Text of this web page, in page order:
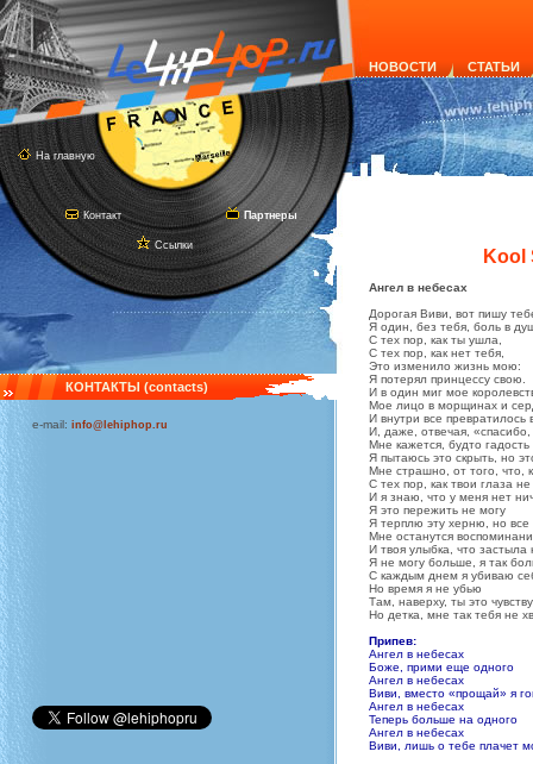
На главную
Контакт
Ссылки
Партнеры
НОВОСТИ СТАТЬИ
КОНТАКТЫ (contacts)
e-mail: info@lehiphop.ru
Kool
Ангел в небесах
Дорогая Виви, вот пишу
Я один, без тебя, боль в
С тех пор, как ты ушла,
С тех пор, как нет тебя,
Это изменило жизнь мою:
Я потерял принцессу свою.
И в один миг мое
Мое лицо в морщинах и
И внутри все превратилось
И, даже, отвечая, «спасибо,
Мне кажется, будто гадость
Я пытаюсь это скрыть, но
Мне страшно, от того, что,
С тех пор, как твои глаза
И я знаю, что у меня нет
Я это пережить не могу
Я терплю эту херню, но все
Мне останутся
И твоя улыбка, что застыла
Я не могу больше, я так
С каждым днем я убиваю
Но время я не убью
Там, наверху, ты это
Но детка, мне так тебя не
Припев:
Ангел в небесах
Боже, прими еще одного
Ангел в небесах
Виви, вместо «прощай» я
Ангел в небесах
Теперь больше на одного
Ангел в небесах
Виви, лишь о тебе плачет